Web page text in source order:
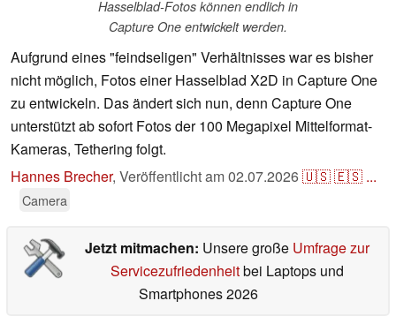
Hasselblad-Fotos können endlich in
Capture One entwickelt werden.
Aufgrund eines "feindseligen" Verhältnisses war es bisher
nicht möglich, Fotos einer Hasselblad X2D in Capture One
zu entwickeln. Das ändert sich nun, denn Capture One
unterstützt ab sofort Fotos der 100 Megapixel Mittelformat-
Kameras, Tethering folgt.
Hannes Brecher, Veröffentlicht am02.07.2026🇺🇸🇪🇸 ...
Camera
Jetzt mitmachen: Unsere große Umfrage zur
Servicezufriedenheitbei Laptops und
Smartphones 2026